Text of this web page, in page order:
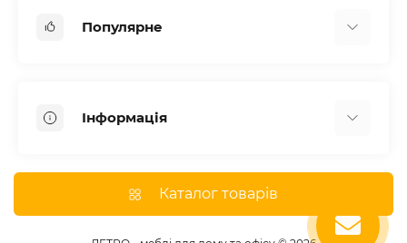
Популярне
Комоди для спальні
Меблі в дитячу
Інформація
Оплата
Каталог товарів